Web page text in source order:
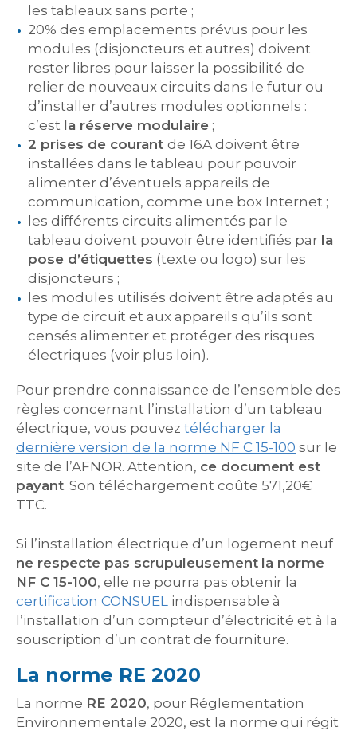
les tableaux sans porte ;
20% des emplacements prévus pour les
modules (disjoncteurs et autres) doivent
rester libres pour laisser la possibilité de
relier de nouveaux circuits dans le futur ou
d’installer d’autres modules optionnels :
c’est la réserve modulaire ;
2 prises de courant de 16A doivent être
installées dans le tableau pour pouvoir
alimenter d’éventuels appareils de
communication, comme une box Internet ;
les différents circuits alimentés par le
tableau doivent pouvoir être identifiés par la
pose d’étiquettes (texte ou logo) sur les
disjoncteurs ;
les modules utilisés doivent être adaptés au
type de circuit et aux appareils qu’ils sont
censés alimenter et protéger des risques
électriques (voir plus loin).
Pour prendre connaissance de l’ensemble des
règles concernant l’installation d’un tableau
électrique, vous pouvez télécharger la
dernière version de la norme NF C 15-100 sur le
site de l’AFNOR. Attention, ce document est
payant. Son téléchargement coûte 571,20€
TTC.
Si l’installation électrique d’un logement neuf
ne respecte pas scrupuleusement la norme
NF C 15-100, elle ne pourra pas obtenir la
certification CONSUEL indispensable à
l’installation d’un compteur d’électricité et à la
souscription d’un contrat de fourniture.
La norme RE 2020
La norme RE 2020, pour Réglementation
Environnementale 2020, est la norme qui régit